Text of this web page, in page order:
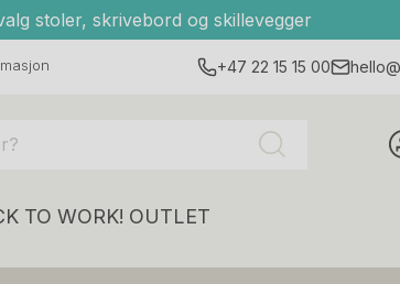
stoler, skrivebord og skillevegger
+47 22 15 15 00
TO WORK! OUTLET